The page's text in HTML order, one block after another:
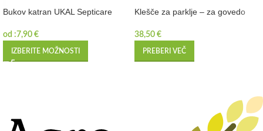
Bukov katran UKAL Septicare
od :7,90 €
IZBERITE MOŽNOSTI
Klešče za parklje – za govedo
38,50 €
PREBERI VEČ